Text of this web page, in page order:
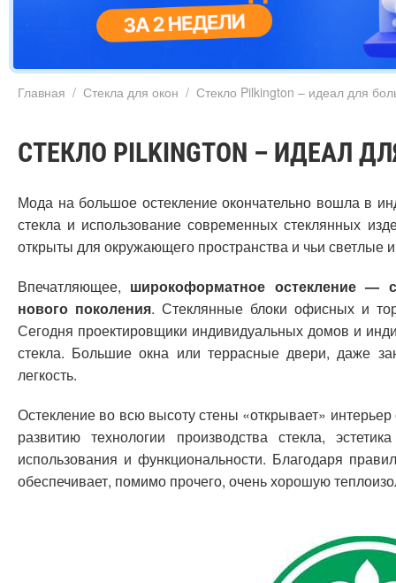
Главная / Стекла для окон / Стекло Pilkington – идеал для
СТЕКЛО PILKINGTON – ИДЕАЛ
Мода на большое остекление окончательно вошла в
стекла и использование современных стеклянных
открыты для окружающего пространства и чьи
Впечатляющее, широкоформатное остекление —
нового поколения. Стеклянные блоки офисных и
Сегодня проектировщики индивидуальных домов и
стекла. Большие окна или террасные двери, даже
легкость.
Остекление во всю высоту стены «открывает»
развитию технологии производства стекла,
использования и функциональности. Благодаря
обеспечивает, помимо прочего, очень хорошую